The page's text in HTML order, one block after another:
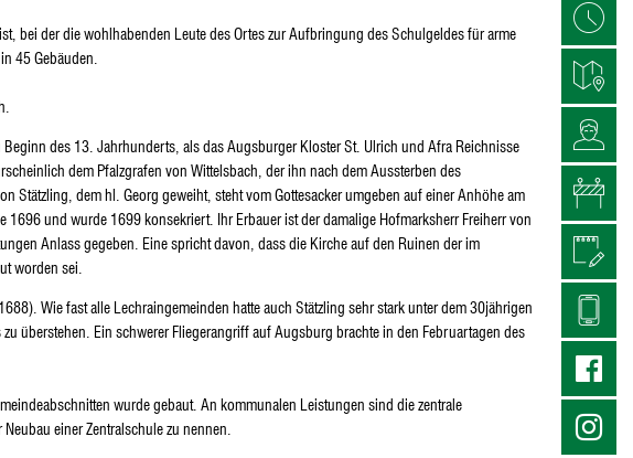
bei der die wohlhabenden Leute des Ortes zur Aufbringung des Schulgeldes für arme
45 Gebäuden.
des 13. Jahrhunderts, als das Augsburger Kloster St. Ulrich und Afra Reichnisse
dem Pfalzgrafen von Wittelsbach, der ihn nach dem Aussterben des
Stätzling, dem hl. Georg geweiht, steht vom Gottesacker umgeben auf einer Anhöhe am
und wurde 1699 konsekriert. Ihr Erbauer ist der damalige Hofmarksherr Freiherr von
Anlass gegeben. Eine spricht davon, dass die Kirche auf den Ruinen der im
worden sei.
Wie fast alle Lechraingemeinden hatte auch Stätzling sehr stark unter dem 30jährigen
überstehen. Ein schwerer Fliegerangriff auf Augsburg brachte in den Februartagen des
wurde gebaut. An kommunalen Leistungen sind die zentrale
einer Zentralschule zu nennen.